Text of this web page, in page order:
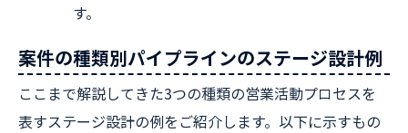
す。
案件の種類別パイプラインのステージ設計例
ここまで解説してきた3つの種類の営業活動プロセスを
表すステージ設計の例をご紹介します。以下に示すもの